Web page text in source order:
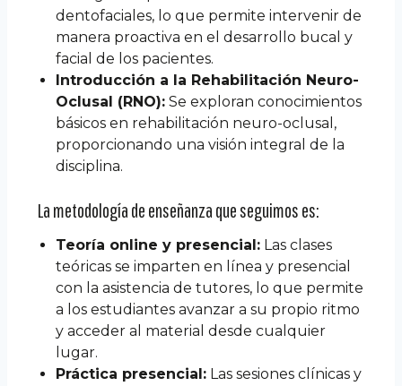
dentofaciales, lo que permite intervenir de
manera proactiva en el desarrollo bucal y
facial de los pacientes.
Introducción a la Rehabilitación Neuro-
Oclusal (RNO): Se exploran conocimientos
básicos en rehabilitación neuro-oclusal,
proporcionando una visión integral de la
disciplina.
La metodología de enseñanza que seguimos es:
Teoría online y presencial: Las clases
teóricas se imparten en línea y presencial
con la asistencia de tutores, lo que permite
a los estudiantes avanzar a su propio ritmo
y acceder al material desde cualquier
lugar.
Práctica presencial: Las sesiones clínicas y